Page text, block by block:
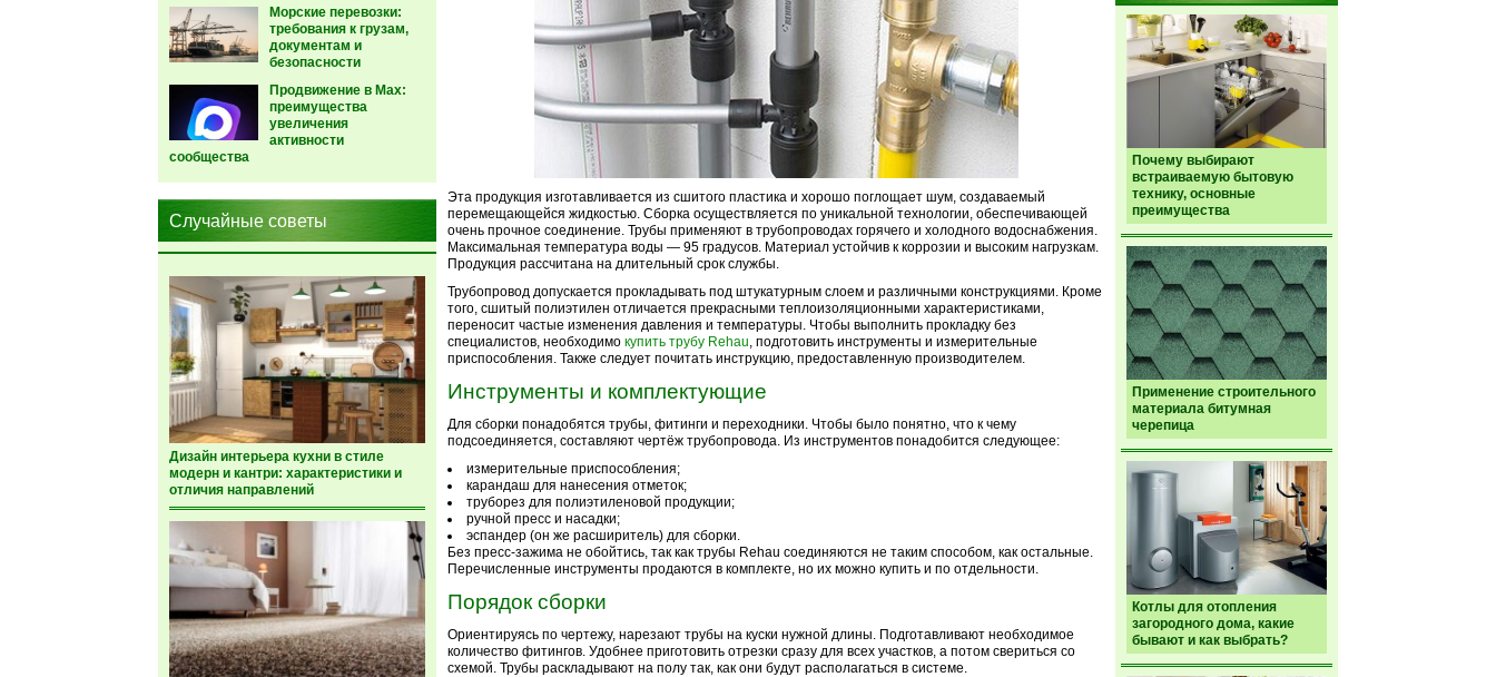
Морские перевозки:
требования к грузам,
документам и
безопасности
Продвижение в Max:
преимущества
увеличения
активности
сообщества
Случайные советы
Дизайн интерьера кухни в стиле
модерн и кантри: характеристики и
отличия направлений
Почему выбирают
встраиваемую бытовую
технику, основные
преимущества
Применение строительного
материала битумная
черепица
Котлы для отопления
загородного дома, какие
бывают и как выбрать?
Эта продукция изготавливается из сшитого пластика и хорошо поглощает шум, создаваемый
перемещающейся жидкостью. Сборка осуществляется по уникальной технологии, обеспечивающей
очень прочное соединение. Трубы применяют в трубопроводах горячего и холодного водоснабжения.
Максимальная температура воды — 95 градусов. Материал устойчив к коррозии и высоким нагрузкам.
Продукция рассчитана на длительный срок службы.
Трубопровод допускается прокладывать под штукатурным слоем и различными конструкциями. Кроме
того, сшитый полиэтилен отличается прекрасными теплоизоляционными характеристиками,
переносит частые изменения давления и температуры. Чтобы выполнить прокладку без
специалистов, необходимо купить трубу Rehau, подготовить инструменты и измерительные
приспособления. Также следует почитать инструкцию, предоставленную производителем.
Инструменты и комплектующие
Для сборки понадобятся трубы, фитинги и переходники. Чтобы было понятно, что к чему
подсоединяется, составляют чертёж трубопровода. Из инструментов понадобится следующее:
измерительные приспособления;
карандаш для нанесения отметок;
труборез для полиэтиленовой продукции;
ручной пресс и насадки;
эспандер (он же расширитель) для сборки.
Без пресс-зажима не обойтись, так как трубы Rehau соединяются не таким способом, как остальные.
Перечисленные инструменты продаются в комплекте, но их можно купить и по отдельности.
Порядок сборки
Ориентируясь по чертежу, нарезают трубы на куски нужной длины. Подготавливают необходимое
количество фитингов. Удобнее приготовить отрезки сразу для всех участков, а потом свериться со
схемой. Трубы раскладывают на полу так, как они будут располагаться в системе.